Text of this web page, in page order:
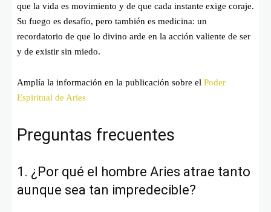
que la vida es movimiento y de que cada instante exige coraje.
Su fuego es desafío, pero también es medicina: un
recordatorio de que lo divino arde en la acción valiente de ser
y de existir sin miedo.
Amplía la información en la publicación sobre el Poder
Espiritual de Aries
Preguntas frecuentes
1. ¿Por qué el hombre Aries atrae tanto
aunque sea tan impredecible?